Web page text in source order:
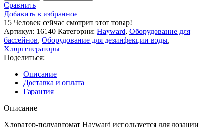
Сравнить
Добавить в избранное
15 Человек сейчас смотрит этот товар!
Артикул: 16140 Категории: Hayward, Оборудование для
бассейнов, Оборудование для дезинфекции воды,
Хлоргенераторы
Поделиться:
Описание
Доставка и оплата
Гарантия
Описание
Хлоратор-полуавтомат Hayward используется для дозации